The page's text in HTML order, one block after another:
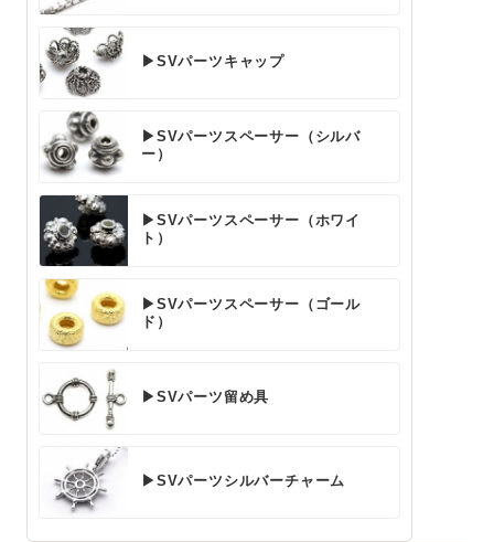
▶SVパーツキャップ
▶SVパーツスペーサー（シルバ
ー）
▶SVパーツスペーサー（ホワイ
ト）
▶SVパーツスペーサー（ゴール
ド）
▶SVパーツ留め具
▶SVパーツシルバーチャーム